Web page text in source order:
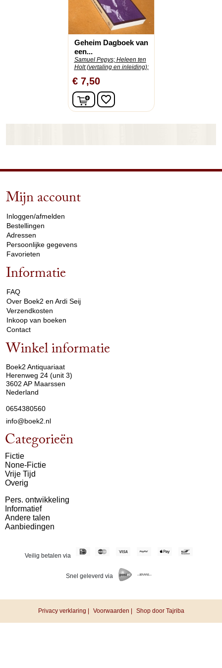
Geheim Dagboek van
een...
Samuel Pepys; Heleen ten
Holt (vertaling en inleiding);
€ 7,50
In winkelwagen
favorite_border
Mijn account
Inloggen/afmelden
Bestellingen
Adressen
Persoonlijke gegevens
Favorieten
Informatie
FAQ
Over Boek2 en Ardi Seij
Verzendkosten
Inkoop van boeken
Contact
Winkel informatie
Boek2 Antiquariaat
Herenweg 24 (unit 3)
3602 AP Maarssen
Nederland
0654380560
info@boek2.nl
Categorieën
Fictie
None-Fictie
Vrije Tijd
Overig
Pers. ontwikkeling
Informatief
Andere talen
Aanbiedingen
Veilig betalen via
Snel geleverd via
Privacy verklaring | Voorwaarden | Shop door Tajriba